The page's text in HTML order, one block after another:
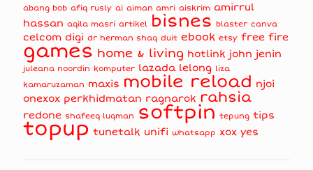
abang bob afiq rusly ai aiman amri aiskrim amirrul
hassan aqila masri artikel bisnes blaster canva
celcom digi dr herman shaq duit ebook etsy free fire
games home & living hotlink john jenin
juleana noordin komputer lazada lelong liza
kamaruzaman maxis mobile reload njoi
onexox perkhidmatan ragnarok rahsia
redone shafeeq luqman softpin tepung tips
topup tunetalk unifi whatsapp xox yes